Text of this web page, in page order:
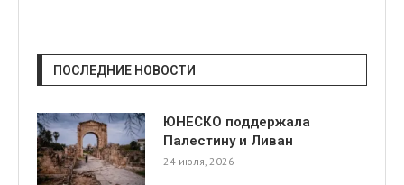
ПОСЛЕДНИЕ НОВОСТИ
ЮНЕСКО поддержала
Палестину и Ливан
24 июля, 2026